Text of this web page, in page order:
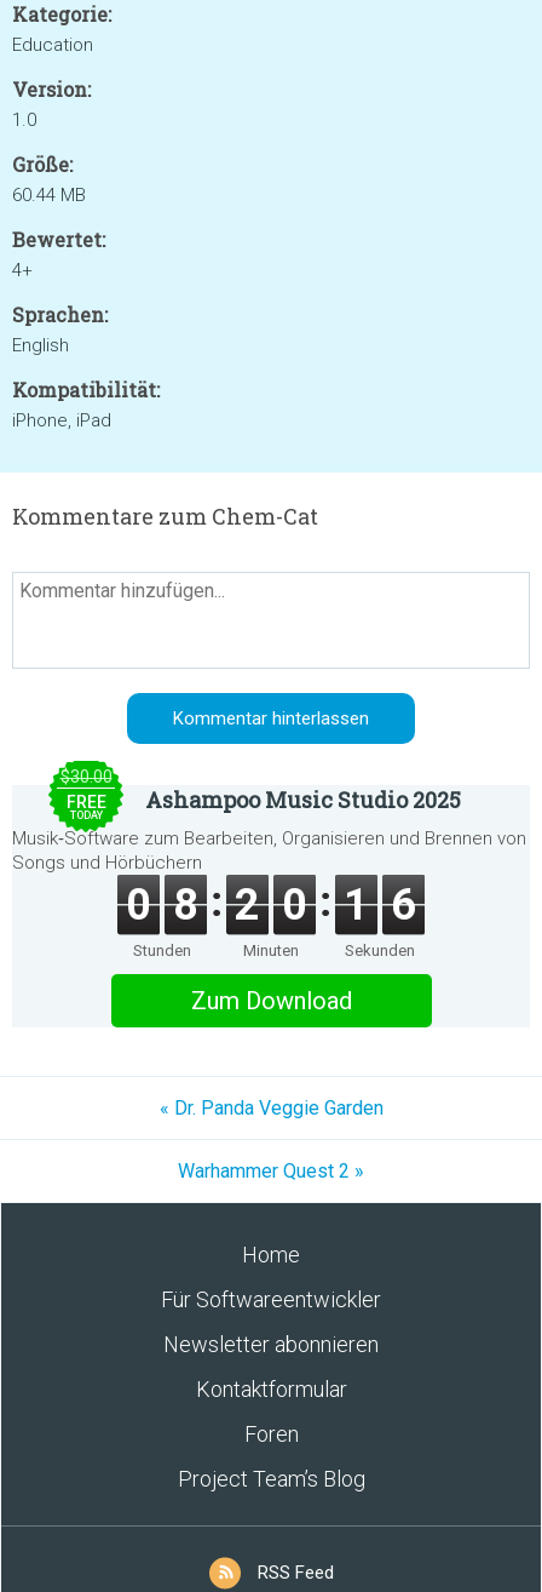
Kategorie:
Education
Version:
1.0
Größe:
60.44 MB
Bewertet:
4+
Sprachen:
English
Kompatibilität:
iPhone, iPad
Kommentare zum Chem-Cat
$30.00
FREE
TODAY
Ashampoo Music Studio 2025
Musik‑Software zum Bearbeiten, Organisieren und Brennen von
Songs und Hörbüchern
0 8
Stunden
2 0
Minuten
1 6
Sekunden
Zum Download
« Dr. Panda Veggie Garden
Warhammer Quest 2 »
Home
Für Softwareentwickler
Newsletter abonnieren
Kontaktformular
Foren
Project Team’s Blog
RSS Feed